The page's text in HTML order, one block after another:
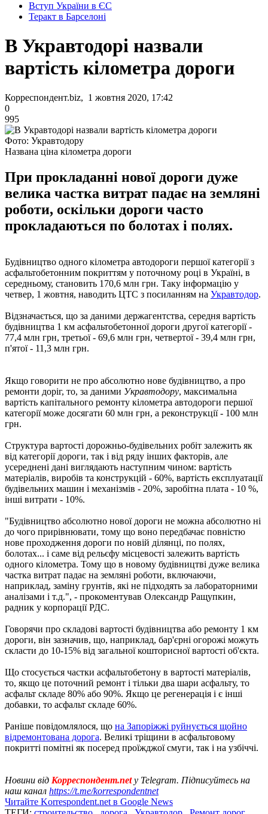
Вступ України в ЄС
Теракт в Барселоні
В Укравтодорі назвали
вартість кілометра дороги
Корреспондент.biz, 1 жовтня 2020, 17:42
0
995
Фото: Укравтодору
Названа ціна кілометра дороги
При прокладанні нової дороги дуже
велика частка витрат падає на земляні
роботи, оскільки дороги часто
прокладаються по болотах і полях.
Будівництво одного кілометра автодороги першої категорії з
асфальтобетонним покриттям у поточному році в Україні, в
середньому, становить 170,6 млн грн. Таку інформацію у
четвер, 1 жовтня, наводить ЦТС з посиланням на Укравтодор.
Відзначається, що за даними держагентства, середня вартість
будівництва 1 км асфальтобетонної дороги другої категорії -
77,4 млн грн, третьої - 69,6 млн грн, четвертої - 39,4 млн грн,
п'ятої - 11,3 млн грн.
Якщо говорити не про абсолютно нове будівництво, а про
ремонти доріг, то, за даними Укравтодору, максимальна
вартість капітального ремонту кілометра автодороги першої
категорії може досягати 60 млн грн, а реконструкції - 100 млн
грн.
Структура вартості дорожньо-будівельних робіт залежить як
від категорії дороги, так і від ряду інших факторів, але
усереднені дані виглядають наступним чином: вартість
матеріалів, виробів та конструкцій - 60%, вартість експлуатації
будівельних машин і механізмів - 20%, заробітна плата - 10 %,
інші витрати - 10%.
"Будівництво абсолютно нової дороги не можна абсолютно ні
до чого прирівнювати, тому що воно передбачає повністю
нове проходження дороги по новій ділянці, по полях,
болотах... і саме від рельєфу місцевості залежить вартість
одного кілометра. Тому що в новому будівництві дуже велика
частка витрат падає на земляні роботи, включаючи,
наприклад, заміну грунтів, які не підходять за лабораторними
аналізами і т.д.", - прокоментував Олександр Ращупкин,
радник у корпорації РДС.
Говорячи про складові вартості будівництва або ремонту 1 км
дороги, він зазначив, що, наприклад, бар'єрні огорожі можуть
скласти до 10-15% від загальної кошторисної вартості об'єкта.
Що стосується частки асфальтобетону в вартості матеріалів,
то, якщо це поточний ремонт і тільки два шари асфальту, то
асфальт складе 80% або 90%. Якщо це регенерація і є інші
добавки, то асфальт складе 60%.
Раніше повідомлялося, що на Запоріжжі руйнується щойно
відремонтована дорога. Великі тріщини в асфальтовому
покритті помітні як посеред проїжджої смуги, так і на узбіччі.
Новини від Корреспондент.netу Telegram. Підписуйтесь на
наш канал https://t.me/korrespondentnet
Читайте Korrespondent.net в Google News